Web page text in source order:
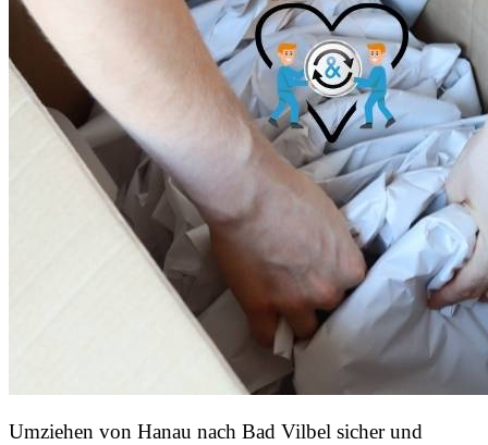
Umziehen von Hanau nach Bad Vilbel sicher und